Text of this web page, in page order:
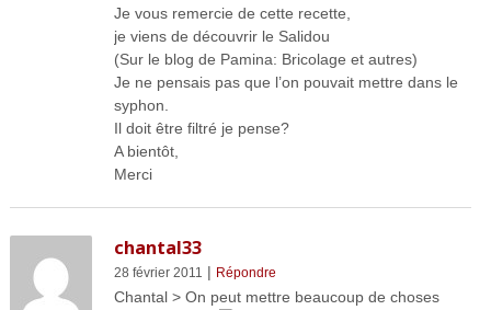
Je vous remercie de cette recette,
je viens de découvrir le Salidou
(Sur le blog de Pamina: Bricolage et autres)
Je ne pensais pas que l’on pouvait mettre dans le
syphon.
Il doit être filtré je pense?
A bientôt,
Merci
chantal33
28 février 2011 | Répondre
Chantal > On peut mettre beaucoup de choses